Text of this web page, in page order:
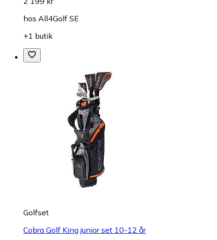
hos All4Golf SE
+1 butik
Golfset
Cobra Golf King junior set 10-12 år